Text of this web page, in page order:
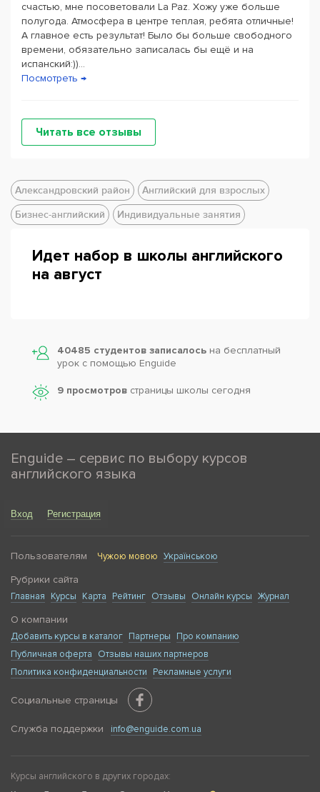
счастью, мне посоветовали La Paz. Хожу уже больше
полугода. Атмосфера в центре теплая, ребята отличные!
А главное есть результат! Было бы больше свободного
времени, обязательно записалась бы ещё и на
испанский:))...
Посмотреть →
Читать все отзывы
Александровский район
Английский для взрослых
Бизнес-английский
Индивидуальные занятия
Идет набор в школы английского
на август
40485 студентов записалось на бесплатный
урок с помощью Enguide
9 просмотров страницы школы сегодня
Enguide – сервис по выбору курсов
английского языка
Вход Регистрация
Пользователям Чужою мовою Українською
Рубрики сайта
Главная Курсы Карта Рейтинг Отзывы Онлайн курсы Журнал
О компании
Добавить курсы в каталог Партнеры
Про компанию
Публичная оферта
Отзывы наших партнеров
Политика конфиденциальности
Рекламные услуги
Социальные страницы
Служба поддержки info@enguide.com.ua
Курсы английского в других городах: